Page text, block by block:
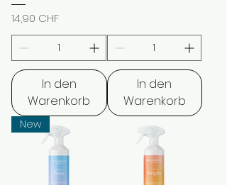
Preis
14,90 CHF
In den
Warenkorb
In den
Warenkorb
New